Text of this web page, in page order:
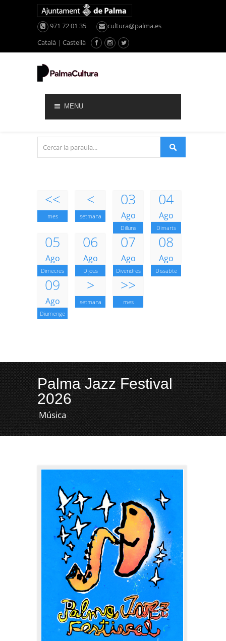
971 72 01 35
cultura@palma.es
Català | Castellà
MENU
<<
mes
<
setmana
03
Ago
Dilluns
04
Ago
Dimarts
05
Ago
Dimecres
06
Ago
Dijous
07
Ago
Divendres
08
Ago
Dissabte
09
Ago
Diumenge
>
setmana
>>
mes
Palma Jazz Festival
2026
Música